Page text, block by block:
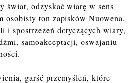
świat, odzyskać wiarę w sens
osobisty ton zapisków Nuowena,
i spostrzeżeń dotyczących wiary,
samoakceptacji, oswajaniu
garść przemyśleń, które